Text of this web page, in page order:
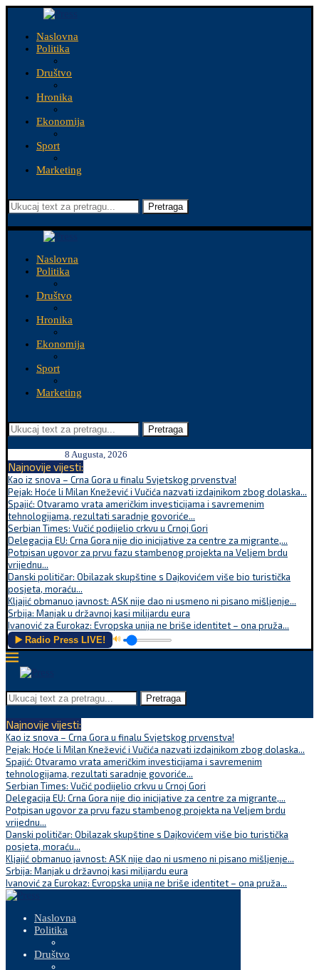
Naslovna
Politika
Društvo
Hronika
Ekonomija
Sport
Marketing
Pretraga
Naslovna
Politika
Društvo
Hronika
Ekonomija
Sport
Marketing
Pretraga
8 Augusta, 2026
Najnovije vijesti:
Kao iz snova – Crna Gora u finalu Svjetskog prvenstva!
Pejak: Hoće li Milan Knežević i Vučića nazvati izdajnikom zbog dolaska...
Spajić: Otvaramo vrata američkim investicijama i savremenim
tehnologijama, rezultati saradnje govoriće...
Serbian Times: Vučić podijelio crkvu u Crnoj Gori
Delegacija EU: Crna Gora nije dio inicijative za centre za migrante,...
Potpisan ugovor za prvu fazu stambenog projekta na Veljem brdu
vrijednu...
Danski političar: Obilazak skupštine s Dajkovićem više bio turistička
posjeta, moraću...
Kljajić obmanuo javnost: ASK nije dao ni usmeno ni pisano mišljenje...
Srbija: Manjak u državnoj kasi milijardu eura
Ivanović za Eurokaz: Evropska unija ne briše identitet – ona pruža...
▶️ Radio Press LIVE! 🔊
Pretraga
Najnovije vijesti:
Kao iz snova – Crna Gora u finalu Svjetskog prvenstva!
Pejak: Hoće li Milan Knežević i Vučića nazvati izdajnikom zbog dolaska...
Spajić: Otvaramo vrata američkim investicijama i savremenim
tehnologijama, rezultati saradnje govoriće...
Serbian Times: Vučić podijelio crkvu u Crnoj Gori
Delegacija EU: Crna Gora nije dio inicijative za centre za migrante,...
Potpisan ugovor za prvu fazu stambenog projekta na Veljem brdu
vrijednu...
Danski političar: Obilazak skupštine s Dajkovićem više bio turistička
posjeta, moraću...
Kljajić obmanuo javnost: ASK nije dao ni usmeno ni pisano mišljenje...
Srbija: Manjak u državnoj kasi milijardu eura
Ivanović za Eurokaz: Evropska unija ne briše identitet – ona pruža...
Naslovna
Politika
Društvo